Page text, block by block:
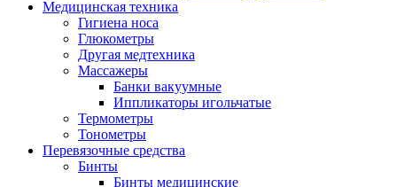
Медицинская техника
Гигиена носа
Глюкометры
Другая медтехника
Массажеры
Банки вакуумные
Иппликаторы игольчатые
Термометры
Тонометры
Перевязочные средства
Бинты
Бинты медицинские